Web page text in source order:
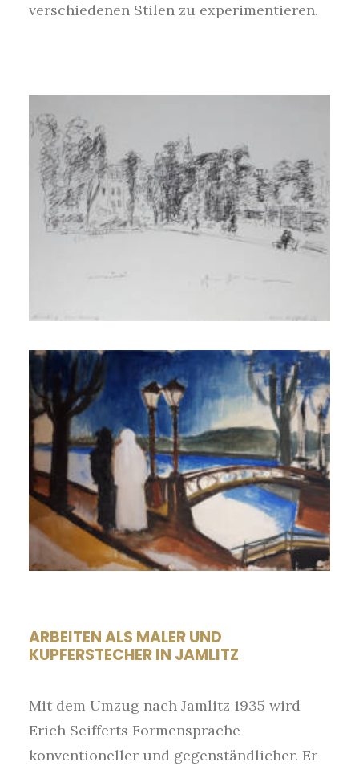
verschiedenen Stilen zu experimentieren.
ARBEITEN ALS MALER UND
KUPFERSTECHER IN JAMLITZ
Mit dem Umzug nach Jamlitz 1935 wird
Erich Seifferts Formensprache
konventioneller und gegenständlicher. Er